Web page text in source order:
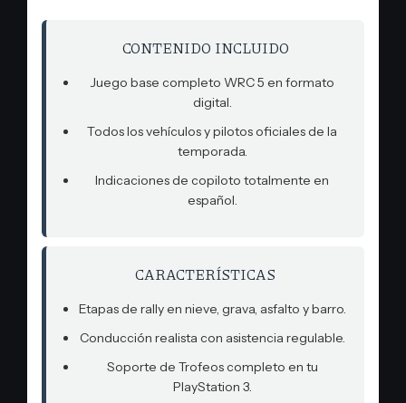
CONTENIDO INCLUIDO
Juego base completo WRC 5 en formato
digital.
Todos los vehículos y pilotos oficiales de la
temporada.
Indicaciones de copiloto totalmente en
español.
CARACTERÍSTICAS
Etapas de rally en nieve, grava, asfalto y barro.
Conducción realista con asistencia regulable.
Soporte de Trofeos completo en tu
PlayStation 3.